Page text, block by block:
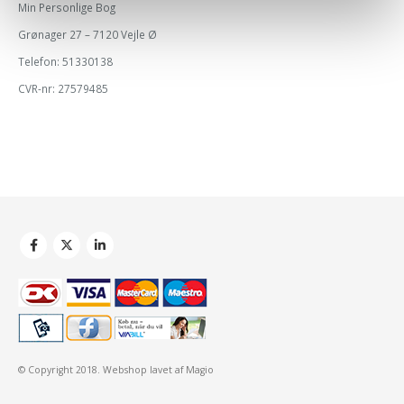
Min Personlige Bog
Grønager 27 – 7120 Vejle Ø
Telefon: 51330138
CVR-nr: 27579485
© Copyright 2018. Webshop lavet af Magio